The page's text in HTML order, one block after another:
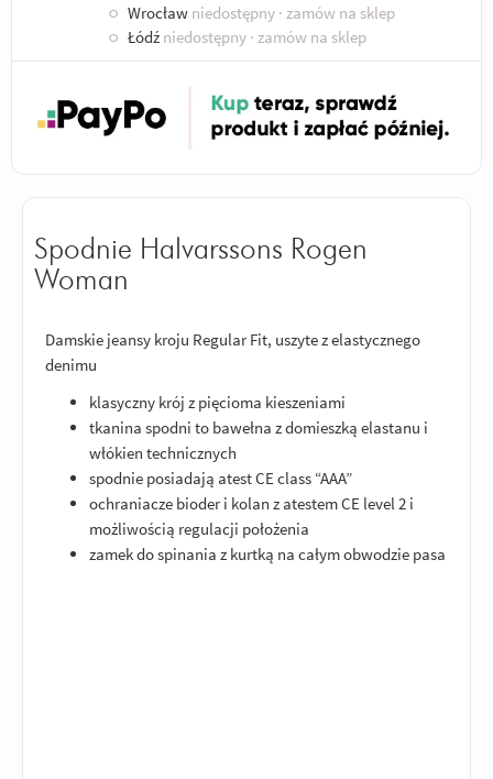
○ Wrocław niedostępny · zamów na sklep
○ Łódź niedostępny · zamów na sklep
Spodnie Halvarssons Rogen
Woman
Damskie jeansy kroju Regular Fit, uszyte z elastycznego
denimu
klasyczny krój z pięcioma kieszeniami
tkanina spodni to bawełna z domieszką elastanu i
włókien technicznych
spodnie posiadają atest CE class “AAA”
ochraniacze bioder i kolan z atestem CE level 2 i
możliwością regulacji położenia
zamek do spinania z kurtką na całym obwodzie pasa